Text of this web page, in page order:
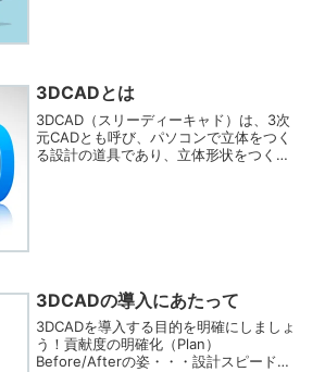
3DCADとは
3DCAD（スリーディーキャド）は、3次
元CADとも呼び、パソコンで立体をつく
る設計の道具であり、立体形状をつくる
3DCADの導入にあたって
3DCADを導入する目的を明確にしましょ
う！貢献度の明確化（Plan）
Before/Afterの姿・・・設計スピード